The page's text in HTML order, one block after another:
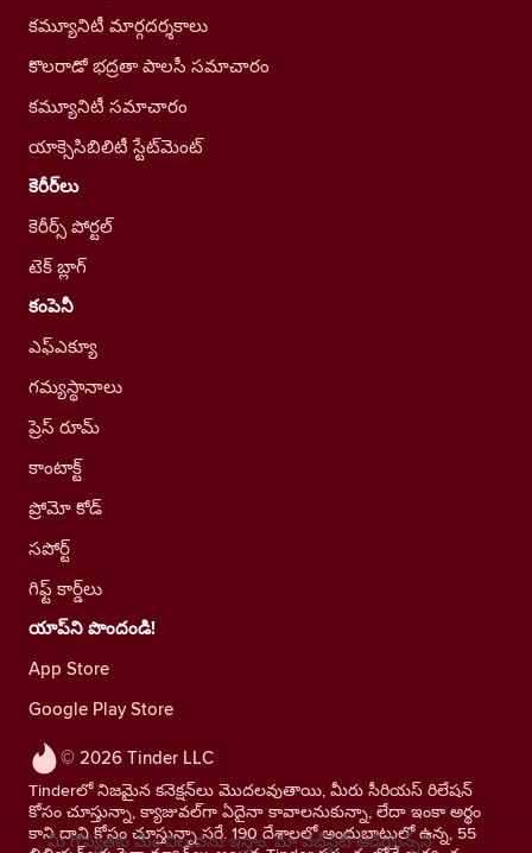
© 2026 Tinder LLC
Tinderలో నిజమైన కనెక్షన్‌లు మొదలవుతాయి, మీరు సీరియస్ రిలేషన్
కోసం చూస్తున్నా, క్యాజువల్‌గా ఏదైనా కావాలనుకున్నా, లేదా ఇంకా అర్థం
కాని దాని కోసం చూస్తున్నా సరే. 190 దేశాలలో అందుబాటులో ఉన్న, 55
కమ్యూనిటీ మార్గదర్శకాలు
కొలరాడో భద్రతా పాలసీ సమాచారం
కమ్యూనిటీ సమాచారం
యాక్సెసిబిలిటీ స్టేట్‌మెంట్
కెరీర్‌లు
కెరీర్స్ పోర్టల్
టెక్ బ్లాగ్
కంపెనీ
ఎఫ్ఎక్యూ
గమ్యస్థానాలు
ప్రెస్ రూమ్
కాంటాక్ట్
ప్రోమో కోడ్
సపోర్ట్
గిఫ్ట్ కార్డ్‌లు
యాప్‌ని పొందండి!
App Store
Google Play Store
మీ గోప్యతకు మేం విలువను ఇస్తాం. మా వెబ్‌సైట్ ఆడియెన్స్‌ని